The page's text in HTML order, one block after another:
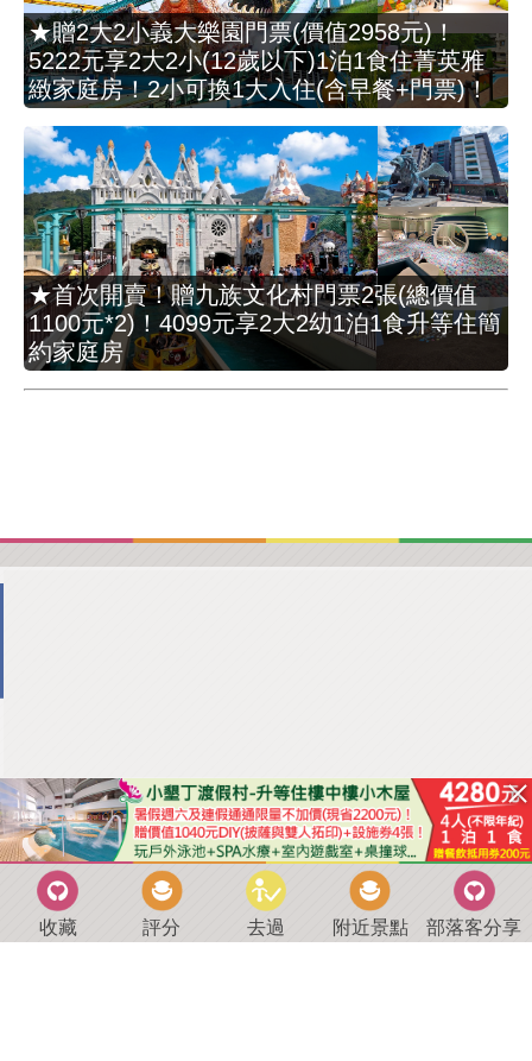
★贈2大2小義大樂園門票(價值2958元)！
5222元享2大2小(12歲以下)1泊1食住菁英雅
緻家庭房！2小可換1大入住(含早餐+門票)！
★首次開賣！贈九族文化村門票2張(總價值
1100元*2)！4099元享2大2幼1泊1食升等住簡
約家庭房
收藏 評分 去過 附近景點 部落客分享